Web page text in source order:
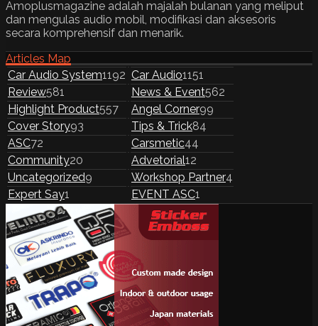
Amoplusmagazine adalah majalah bulanan yang meliput
dan mengulas audio mobil, modifikasi dan aksesoris
secara komprehensif dan menarik.
Articles Map
Car Audio System1192 Car Audio1151
Review581 News & Event562
Highlight Product557 Angel Corner99
Cover Story93 Tips & Trick84
ASC72 Carsmetic44
Community20 Advetorial12
Uncategorized9 Workshop Partner4
Expert Say1 EVENT ASC1